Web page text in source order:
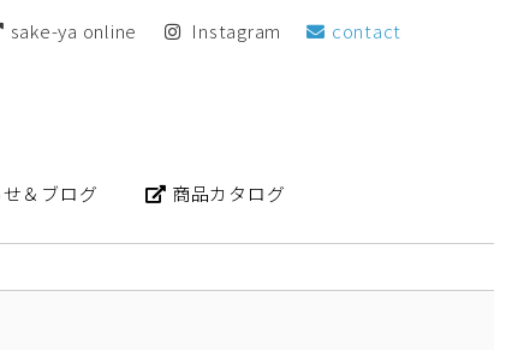
＆ブログ 商品カタログ
sake-ya online Instagram contact